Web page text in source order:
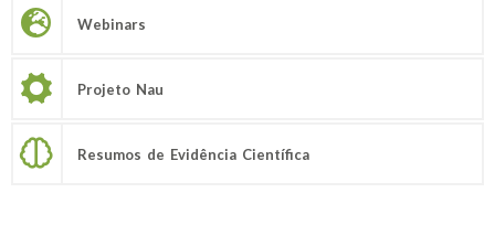
Webinars
Projeto Nau
Resumos de Evidência Científica